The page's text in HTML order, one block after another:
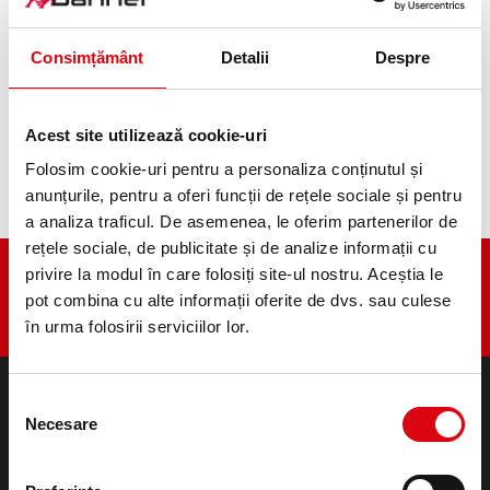
Consimțământ Detalii Despre
Acest site utilizează cookie-uri
Folosim cookie-uri pentru a personaliza conținutul și
anunțurile, pentru a oferi funcții de rețele sociale și pentru
a analiza traficul. De asemenea, le oferim partenerilor de
rețele sociale, de publicitate și de analize informații cu
privire la modul în care folosiți site-ul nostru. Aceștia le
pot combina cu alte informații oferite de dvs. sau culese
în urma folosirii serviciilor lor.
consimțământului
Necesare
TS4510
PRODUSE